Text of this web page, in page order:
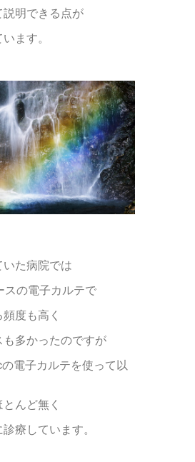
明できる点が
ます。
た病院では
スの電子カルテで
度も高く
多かったのですが
電子カルテを使って以
んど無く
療しています。